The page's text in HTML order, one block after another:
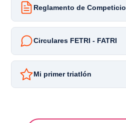
Reglamento de
Circulares FETRI - FATRI
Mi primer triatlón